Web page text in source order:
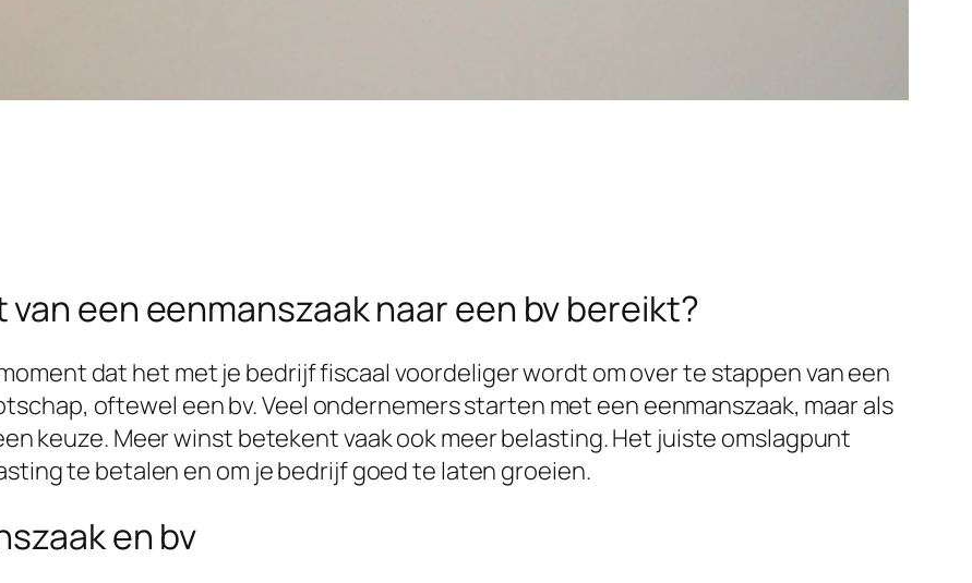
een eenmanszaak naar een bv bereikt?
dat het met je bedrijf fiscaal voordeliger wordt om over te stappen van een
oftewel een bv. Veel ondernemers starten met een eenmanszaak, maar als
keuze. Meer winst betekent vaak ook meer belasting. Het juiste omslagpunt
te betalen en om je bedrijf goed te laten groeien.
en bv